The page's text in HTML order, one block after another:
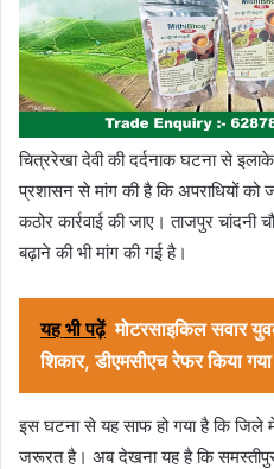
चित्ररेखा देवी की दर्दनाक घटना से
प्रशासन से मांग की है कि अपराधियों को
कठोर कार्रवाई की जाए। ताजपुर
बढ़ाने की भी मांग की गई है।
यह भी पढ़ें मोटरसाइकिल सवार
शिकार, डीएमसीएच रेफर किया गया
इस घटना से यह साफ हो गया है कि जिले
जरूरत है। अब देखना यह है कि समस्तीपुर